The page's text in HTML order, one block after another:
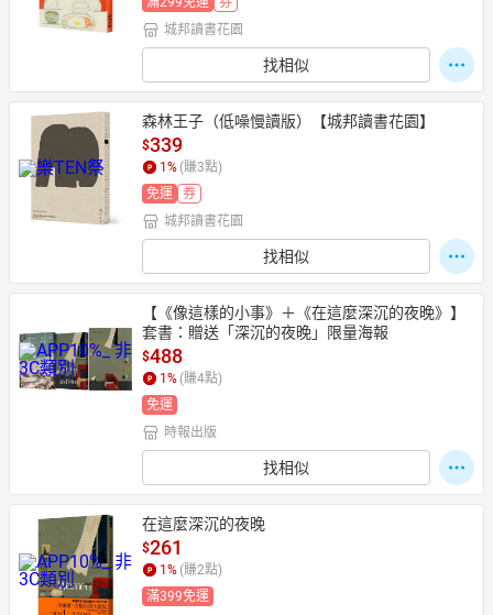
城邦讀書花園
找相似
森林王子（低噪慢讀版）【城邦讀書花園】
$339
1 % (賺3點)
免運
券
城邦讀書花園
找相似
【《像這樣的小事》＋《在這麼深沉的夜晚》】
套書：贈送「深沉的夜晚」限量海報
$488
1 % (賺4點)
免運
時報出版
找相似
在這麼深沉的夜晚
$261
1 % (賺2點)
滿399免運